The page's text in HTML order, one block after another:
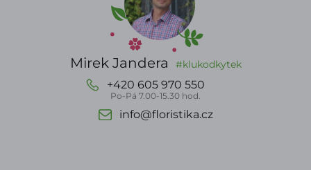
Mirek Jandera #klukodkytek
+420 605 970 550
Po-Pá 7.00-15.30 hod.
info@floristika.cz